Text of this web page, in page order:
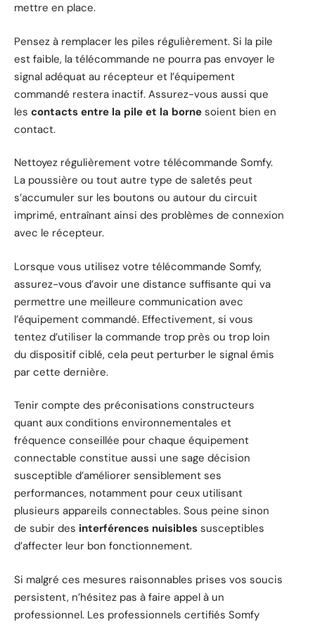
mettre en place.
Pensez à remplacer les piles régulièrement. Si la pile
est faible, la télécommande ne pourra pas envoyer le
signal adéquat au récepteur et l’équipement
commandé restera inactif. Assurez-vous aussi que
les contacts entre la pile et la borne soient bien en
contact.
Nettoyez régulièrement votre télécommande Somfy.
La poussière ou tout autre type de saletés peut
s’accumuler sur les boutons ou autour du circuit
imprimé, entraînant ainsi des problèmes de connexion
avec le récepteur.
Lorsque vous utilisez votre télécommande Somfy,
assurez-vous d’avoir une distance suffisante qui va
permettre une meilleure communication avec
l’équipement commandé. Effectivement, si vous
tentez d’utiliser la commande trop près ou trop loin
du dispositif ciblé, cela peut perturber le signal émis
par cette dernière.
Tenir compte des préconisations constructeurs
quant aux conditions environnementales et
fréquence conseillée pour chaque équipement
connectable constitue aussi une sage décision
susceptible d’améliorer sensiblement ses
performances, notamment pour ceux utilisant
plusieurs appareils connectables. Sous peine sinon
de subir des interférences nuisibles susceptibles
d’affecter leur bon fonctionnement.
Si malgré ces mesures raisonnables prises vos soucis
persistent, n’hésitez pas à faire appel à un
professionnel. Les professionnels certifiés Somfy